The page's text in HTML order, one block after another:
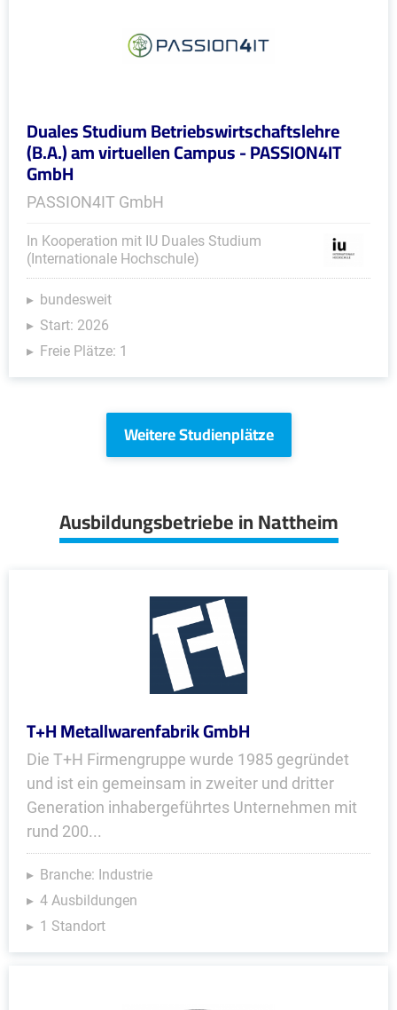
Duales Studium Betriebswirtschaftslehre
(B.A.) am virtuellen Campus - PASSION4IT
GmbH
PASSION4IT GmbH
In Kooperation mit IU Duales Studium
(Internationale Hochschule)
bundesweit
Start: 2026
Freie Plätze: 1
Weitere Studienplätze
Ausbildungsbetriebe in Nattheim
T+H Metallwarenfabrik GmbH
Die T+H Firmengruppe wurde 1985 gegründet
und ist ein gemeinsam in zweiter und dritter
Generation inhaber­geführtes Unter­nehmen mit
rund 200...
Branche: Industrie
4 Ausbildungen
1 Standort